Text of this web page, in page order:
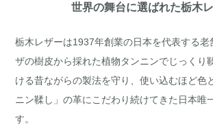
世界の舞台に選ばれた栃木
栃木レザーは1937年創業の日本を代表する老
ザの樹皮から採れた植物タンニンでじっくり
ける昔ながらの製法を守り、使い込むほど色
ニン鞣し」の革にこだわり続けてきた日本唯
す。